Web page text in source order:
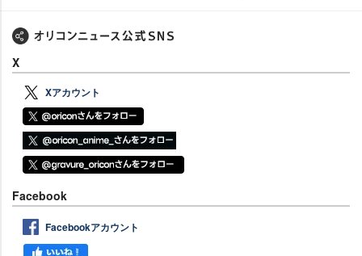
X
Xアカウント
Facebook
Facebookアカウント